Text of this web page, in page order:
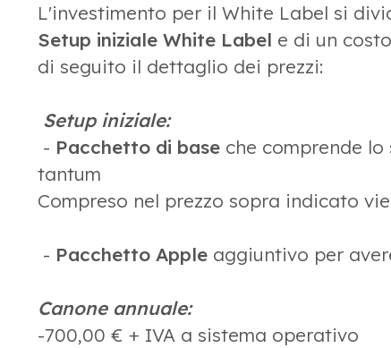
L'investimento per il White Label si
Setup iniziale White Label e di un
di seguito il dettaglio dei prezzi:
Setup iniziale:
- Pacchetto di base che comprende
tantum
Compreso nel prezzo sopra indicato
- Pacchetto Apple aggiuntivo per
Canone annuale:
-700,00 € + IVA a sistema operativo